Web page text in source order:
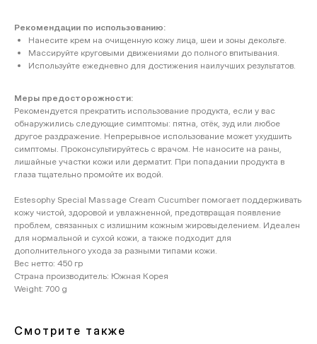
Рекомендации по использованию:
Нанесите крем на очищенную кожу лица, шеи и зоны декольте.
Массируйте круговыми движениями до полного впитывания.
Используйте ежедневно для достижения наилучших результатов.
Меры предосторожности:
Рекомендуется прекратить использование продукта, если у вас
обнаружились следующие симптомы: пятна, отёк, зуд или любое
другое раздражение. Непрерывное использование может ухудшить
симптомы. Проконсультируйтесь с врачом. Не наносите на раны,
лишайные участки кожи или дерматит. При попадании продукта в
глаза тщательно промойте их водой.
Estesophy Special Massage Cream Cucumber помогает поддерживать
кожу чистой, здоровой и увлажненной, предотвращая появление
проблем, связанных с излишним кожным жировыделением. Идеален
для нормальной и сухой кожи, а также подходит для
дополнительного ухода за разными типами кожи.
Вес нетто: 450 гр
Страна производитель: Южная Корея
Weight: 700 g
Смотрите также